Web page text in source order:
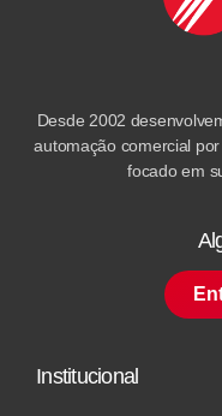
Desde 2002
automação comercial
focado em
Institucional